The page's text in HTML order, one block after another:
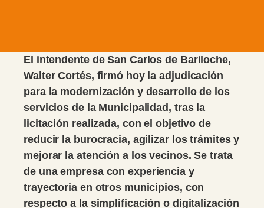
El intendente de San Carlos de Bariloche,
Walter Cortés, firmó hoy la adjudicación
para la modernización y desarrollo de los
servicios de la Municipalidad, tras la
licitación realizada, con el objetivo de
reducir la burocracia, agilizar los trámites y
mejorar la atención a los vecinos. Se trata
de una empresa con experiencia y
trayectoria en otros municipios, con
respecto a la simplificación o digitalización